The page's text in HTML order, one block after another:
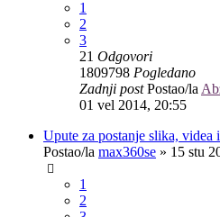
1
2
3
21 Odgovori
1809798 Pogledano
Zadnji postPostao/la
01 vel 2014, 20:55
Upute za postanje slika,
Postao/la max360se » 15 stu
1
2